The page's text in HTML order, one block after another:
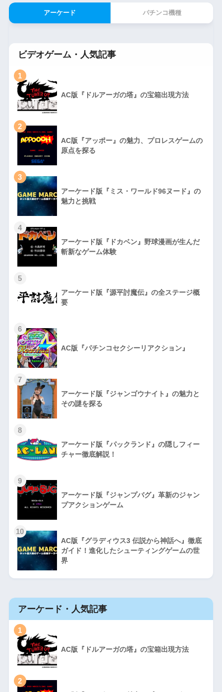
アーケード パチンコ機種
ビデオゲーム・人気記事
1
AC版『ドルアーガの塔』の宝箱出現方法
2
AC版『アッポー』の魅力、プロレスゲームの
原点を探る
3
アーケード版『ミス・ワールド96ヌード』の
魅力と挑戦
4
アーケード版『ドカベン』野球漫画が生んだ
斬新なゲーム体験
5
アーケード版『源平討魔伝』の全ステージ概
要
6
AC版『パチンコセクシーリアクション』
7
アーケード版『ジャンゴウナイト』の魅力と
その謎を探る
8
アーケード版『パックランド』の隠しフィー
チャー徹底解説！
9
アーケード版『ジャンプバグ』革新のジャン
プアクションゲーム
10
AC版『グラディウス3 伝説から神話へ』徹底
ガイド！進化したシューティングゲームの世
界
アーケード・人気記事
1
AC版『ドルアーガの塔』の宝箱出現方法
2